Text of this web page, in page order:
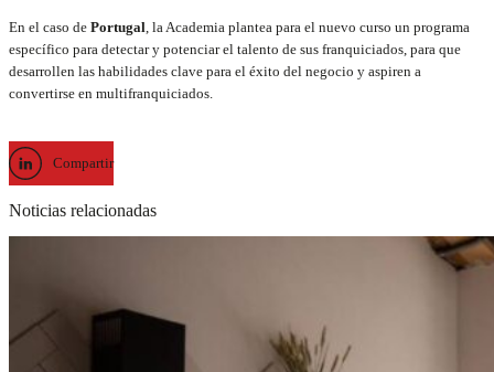
En el caso de Portugal , la Academia plantea para el nuevo curso un programa
específico para detectar y potenciar el talento de sus franquiciados, para que
desarrollen las habilidades clave para el éxito del negocio y aspiren a
convertirse en multifranquiciados.
Compartir
Noticias relacionadas